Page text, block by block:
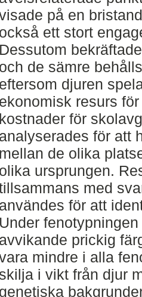
på en
också ett stort
Dessutom
och de sämre
eftersom djuren
ekonomisk resurs
kostnader för
analyserades för att
mellan de olika
olika ursprungen.
med
användes för att
Under
avvikande prickig
mindre i alla
skilja i vikt från djur
genetiska